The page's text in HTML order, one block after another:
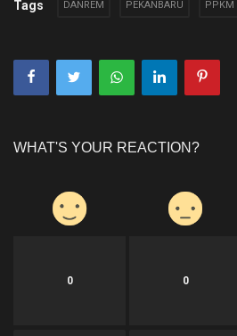
Tags DANREM PEKANBARU PPKM
WHAT'S YOUR REACTION?
0 0